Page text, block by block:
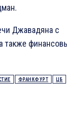
Джавадяна с
также
ФРАНКФУРТ ЦБ